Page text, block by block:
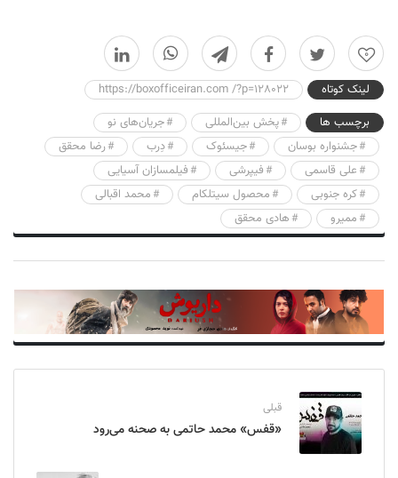
0
لینک کوتاه
https://boxofficeiran.com /?p=128022
برچسب ها
پخش بین‌المللی
جریان‌های نو
جشنواره بوسان
جیسئوک دِرب
رضا محقق
علی قاسمی
فیپرشی
فیلمسازان آسیایی
کره جنوبی
محصول سیتلکام
محمد اقبالی
ممیرو
هادی محقق
قبلی
«قفس» محمد حاتمی به صحنه می‌رود